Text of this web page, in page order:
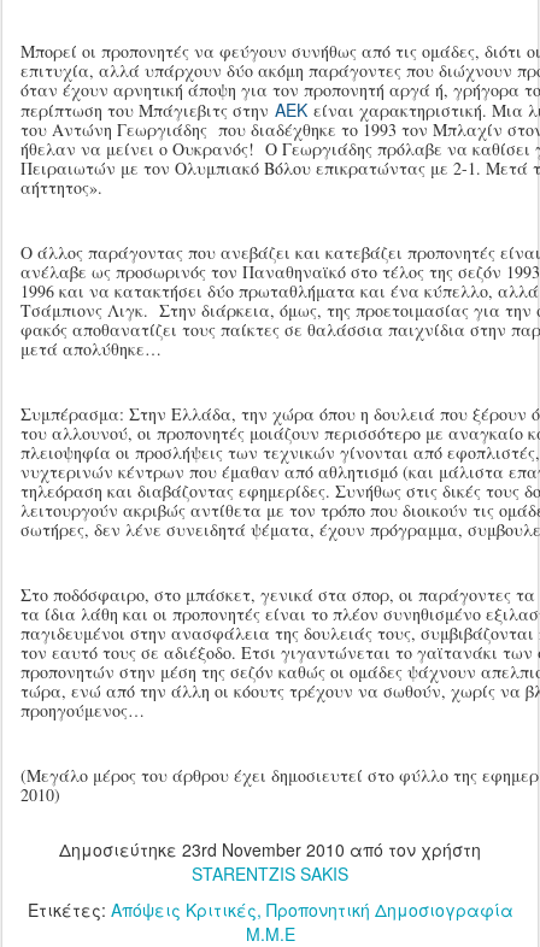
Μπορεί οι προπονητές να φεύγουν συνήθως από τις ομάδες, διότι
επιτυχία, αλλά υπάρχουν δύο ακόμη παράγοντες που διώχνουν
όταν έχουν αρνητική άποψη για τον προπονητή αργά ή, γρήγορα
περίπτωση του Μπάγιεβιτς στην ΑΕΚ είναι χαρακτηριστική. Μια
του Αντώνη Γεωργιάδης που διαδέχθηκε το 1993 τον Μπλαχίν
ήθελαν να μείνει ο Ουκρανός! Ο Γεωργιάδης πρόλαβε να καθίσει
Πειραιωτών με τον Ολυμπιακό Βόλου επικρατώντας με 2-1. Μετά
αήττητος».
Ο άλλος παράγοντας που ανεβάζει και κατεβάζει προπονητές
ανέλαβε ως προσωρινός τον Παναθηναϊκό στο τέλος της σεζόν
1996 και να κατακτήσει δύο πρωταθλήματα και ένα κύπελλο,
Τσάμπιονς Λιγκ. Στην διάρκεια, όμως, της προετοιμασίας για
φακός αποθανατίζει τους παίκτες σε θαλάσσια παιχνίδια στην
μετά απολύθηκε…
Συμπέρασμα: Στην Ελλάδα, την χώρα όπου η δουλειά που ξέρουν
του αλλουνού, οι προπονητές μοιάζουν περισσότερο με αναγκαίο
πλειοψηφία οι προσλήψεις των τεχνικών γίνονται από
νυχτερινών κέντρων που έμαθαν από αθλητισμό (και μάλιστα
τηλεόραση και διαβάζοντας εφημερίδες. Συνήθως στις δικές τους
λειτουργούν ακριβώς αντίθετα με τον τρόπο που διοικούν τις
σωτήρες, δεν λένε συνειδητά ψέματα, έχουν πρόγραμμα,
Στο ποδόσφαιρο, στο μπάσκετ, γενικά στα σπορ, οι παράγοντες
τα ίδια λάθη και οι προπονητές είναι το πλέον συνηθισμένο
παγιδευμένοι στην ανασφάλεια της δουλειάς τους,
τον εαυτό τους σε αδιέξοδο. Ετσι γιγαντώνεται το γαϊτανάκι
προπονητών στην μέση της σεζόν καθώς οι ομάδες ψάχνουν
τώρα, ενώ από την άλλη οι κόουτς τρέχουν να σωθούν, χωρίς να
προηγούμενος…
(Μεγάλο μέρος του άρθρου έχει δημοσιευτεί στο φύλλο της
2010)
Δημοσιεύτηκε 23rd November 2010 από τον χρήστη
STARENTZIS SAKIS
Ετικέτες: Απόψεις Κριτικές Προπονητική Δημοσιογραφία
Μ.Μ.Ε